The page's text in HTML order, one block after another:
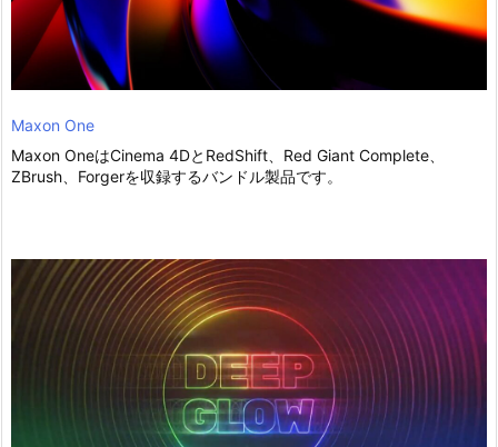
Maxon One
Maxon OneはCinema 4DとRedShift、Red Giant Complete、
ZBrush、Forgerを収録するバンドル製品です。